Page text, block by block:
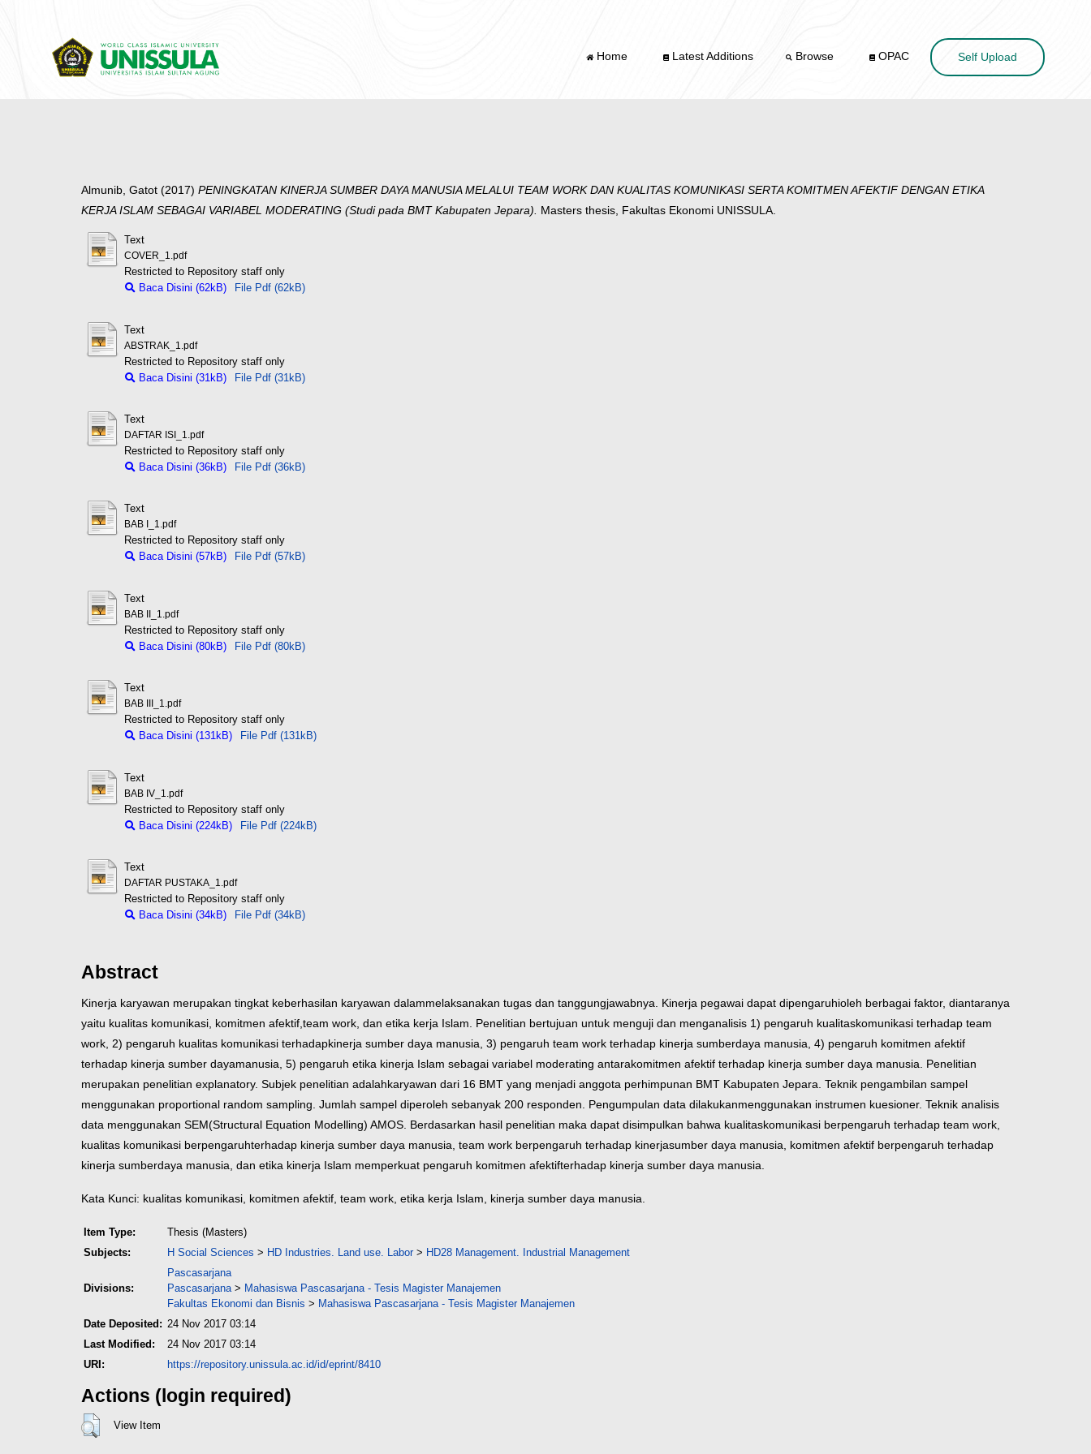
Home Latest Additions Browse OPAC Self Upload
Almunib, Gatot (2017) PENINGKATAN KINERJA SUMBER DAYA MANUSIA MELALUI TEAM WORK DAN KUALITAS KOMUNIKASI SERTA KOMITMEN AFEKTIF DENGAN ETIKA
KERJA ISLAM SEBAGAI VARIABEL MODERATING (Studi pada BMT Kabupaten Jepara). Masters thesis, Fakultas Ekonomi UNISSULA.
Text
COVER_1.pdf
Restricted to Repository staff only
Baca Disini (62kB)
File Pdf (62kB)
Text
ABSTRAK_1.pdf
Restricted to Repository staff only
Baca Disini (31kB)
File Pdf (31kB)
Text
DAFTAR ISI_1.pdf
Restricted to Repository staff only
Baca Disini (36kB)
File Pdf (36kB)
Text
BAB I_1.pdf
Restricted to Repository staff only
Baca Disini (57kB)
File Pdf (57kB)
Text
BAB II_1.pdf
Restricted to Repository staff only
Baca Disini (80kB)
File Pdf (80kB)
Text
BAB III_1.pdf
Restricted to Repository staff only
Baca Disini (131kB)
File Pdf (131kB)
Text
BAB IV_1.pdf
Restricted to Repository staff only
Baca Disini (224kB)
File Pdf (224kB)
Text
DAFTAR PUSTAKA_1.pdf
Restricted to Repository staff only
Baca Disini (34kB)
File Pdf (34kB)
Abstract
Kinerja karyawan merupakan tingkat keberhasilan karyawan dalammelaksanakan tugas dan tanggungjawabnya. Kinerja pegawai dapat dipengaruhioleh berbagai faktor, diantaranya
yaitu kualitas komunikasi, komitmen afektif,team work, dan etika kerja Islam. Penelitian bertujuan untuk menguji dan menganalisis 1) pengaruh kualitaskomunikasi terhadap team
work, 2) pengaruh kualitas komunikasi terhadapkinerja sumber daya manusia, 3) pengaruh team work terhadap kinerja sumberdaya manusia, 4) pengaruh komitmen afektif
terhadap kinerja sumber dayamanusia, 5) pengaruh etika kinerja Islam sebagai variabel moderating antarakomitmen afektif terhadap kinerja sumber daya manusia. Penelitian
merupakan penelitian explanatory. Subjek penelitian adalahkaryawan dari 16 BMT yang menjadi anggota perhimpunan BMT Kabupaten Jepara. Teknik pengambilan sampel
menggunakan proportional random sampling. Jumlah sampel diperoleh sebanyak 200 responden. Pengumpulan data dilakukanmenggunakan instrumen kuesioner. Teknik analisis
data menggunakan SEM(Structural Equation Modelling) AMOS. Berdasarkan hasil penelitian maka dapat disimpulkan bahwa kualitaskomunikasi berpengaruh terhadap team work,
kualitas komunikasi berpengaruhterhadap kinerja sumber daya manusia, team work berpengaruh terhadap kinerjasumber daya manusia, komitmen afektif berpengaruh terhadap
kinerja sumberdaya manusia, dan etika kinerja Islam memperkuat pengaruh komitmen afektifterhadap kinerja sumber daya manusia.
Kata Kunci: kualitas komunikasi, komitmen afektif, team work, etika kerja Islam, kinerja sumber daya manusia.
Item Type:
Thesis (Masters)
Subjects:
H Social Sciences > HD Industries. Land use. Labor> HD28 Management. Industrial Management
Divisions:
Pascasarjana
Pascasarjana> Mahasiswa Pascasarjana - Tesis Magister Manajemen
Fakultas Ekonomi dan Bisnis > Mahasiswa Pascasarjana - Tesis Magister Manajemen
Date Deposited: 24 Nov 2017 03:14
Last Modified:
24 Nov 2017 03:14
URI:
https://repository.unissula.ac.id/id/eprint/8410
Actions (login required)
View Item